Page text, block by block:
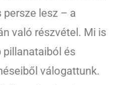
lesz – a
való részvétel. Mi is
pillanataiból és
válogattunk.